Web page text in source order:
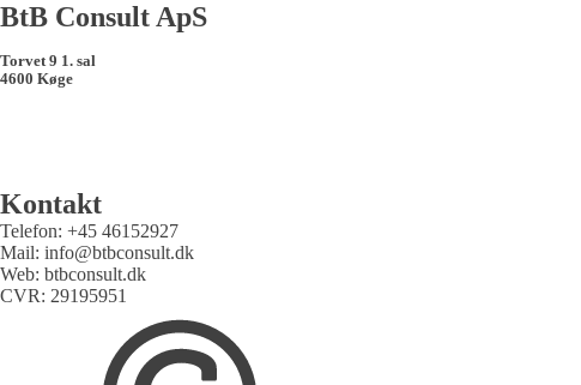
BtB Consult ApS
Torvet 9 1. sal
4600 Køge
Kontakt
Telefon: +45 46152927
Mail: info@btbconsult.dk
Web: btbconsult.dk
CVR: 29195951